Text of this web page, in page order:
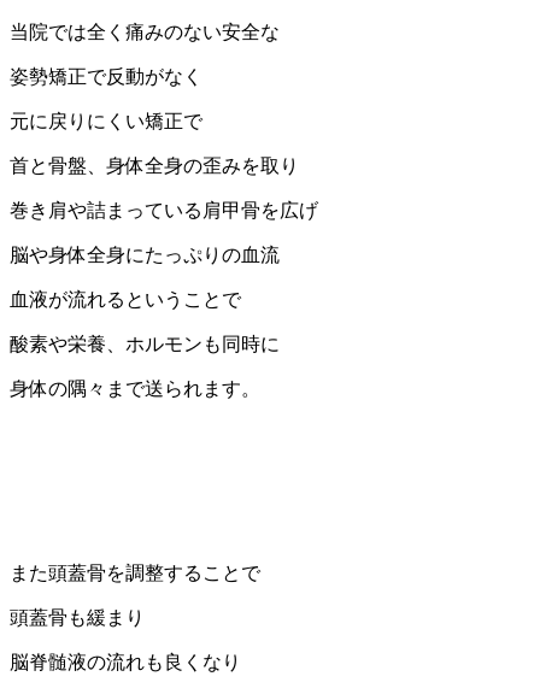
当院では全く痛みのない安全な
姿勢矯正で反動がなく
元に戻りにくい矯正で
首と骨盤、身体全身の歪みを取り
巻き肩や詰まっている肩甲骨を広げ
脳や身体全身にたっぷりの血流
血液が流れるということで
酸素や栄養、ホルモンも同時に
身体の隅々まで送られます。
また頭蓋骨を調整することで
頭蓋骨も緩まり
脳脊髄液の流れも良くなり